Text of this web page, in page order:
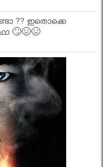
?? ഇതൊക്കെ
🙄😣😣